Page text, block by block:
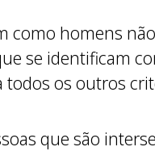
como homens
se identificam
os outros
que são